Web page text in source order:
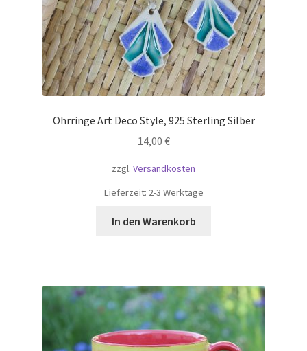
Ohrringe Art Deco Style, 925 Sterling Silber
14,00 €
zzgl. Versandkosten
Lieferzeit: 2-3 Werktage
In den Warenkorb